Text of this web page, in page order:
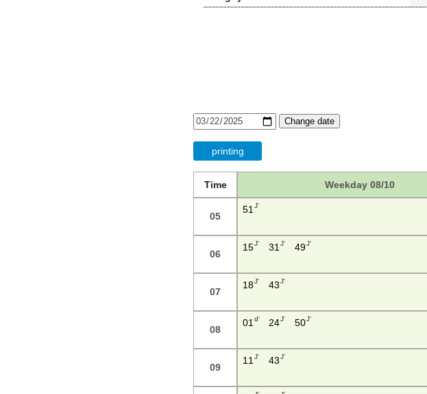
Change date
printing
Time Weekday 08/10
05
51 J'
06
15J' 31 J' 49J'
07
18J' 43J'
08
01 d' 24J' 50J'
09
11 J' 43J'